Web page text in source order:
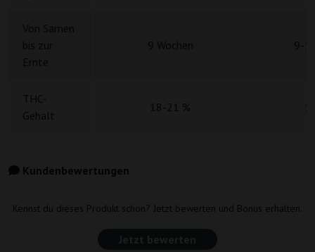
THC-
Gehalt
18-21 %
Kundenbewertungen
Kennst du dieses Produkt schon? Jetzt bewerten und Bonus erhalten.
Jetzt bewerten